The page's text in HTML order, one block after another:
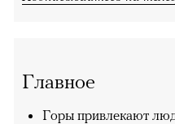
Главное
Горы привлекают